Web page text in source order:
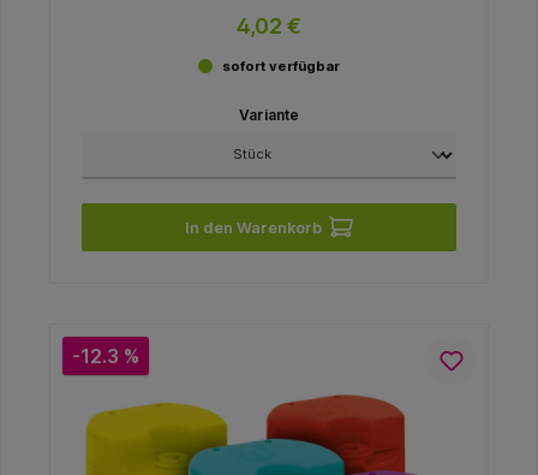
4,02 €
sofort verfügbar
Variante
In den Warenkorb
-12.3 %